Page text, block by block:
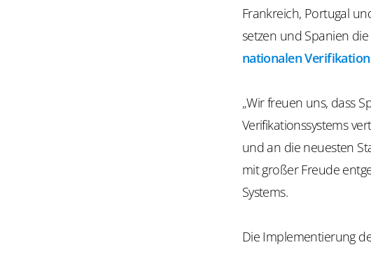
Frankreich, Portugal
setzen und Spanien
nationalen
„Wir freuen uns, dass
Verifikationssystems
und an die neuesten
mit großer Freude
Systems.
Die Implementierung